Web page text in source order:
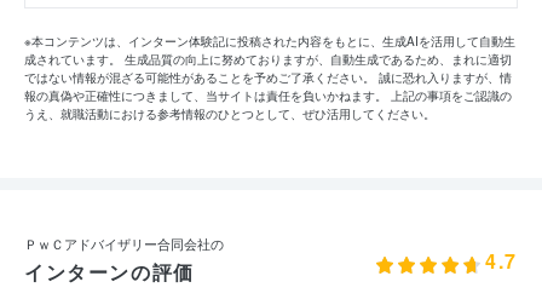
※本コンテンツは、インターン体験記に投稿された内容をもとに、生成AIを活用して自動生
成されています。 生成品質の向上に努めておりますが、自動生成であるため、まれに適切
ではない情報が混ざる可能性があることを予めご了承ください。 誠に恐れ入りますが、情
報の真偽や正確性につきまして、当サイトは責任を負いかねます。 上記の事項をご認識の
うえ、就職活動における参考情報のひとつとして、ぜひ活用してください。
ＰｗＣアドバイザリー合同会社の
インターンの評価 4.7